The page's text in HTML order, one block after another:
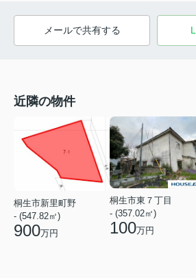
メールで共有する
近隣の物件
桐生市新里町野
- (547.82㎡)
900万円
桐生市東７丁目
- (357.02㎡)
100万円